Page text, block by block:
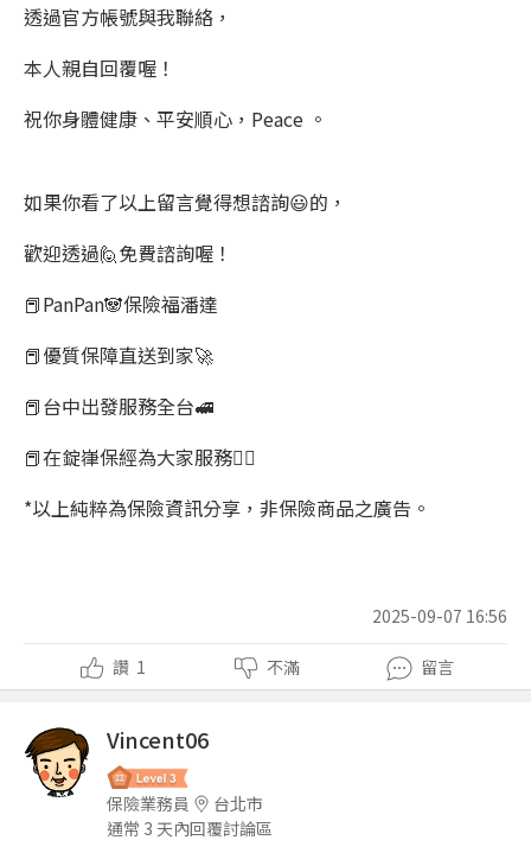
透過官方帳號與我聯絡，
本人親自回覆喔！
祝你身體健康、平安順心，Peace 。
如果你看了以上留言覺得想諮詢😃的，
歡迎透過🙋免費諮詢喔！
📕PanPan🐼保險福潘達
📕優質保障直送到家🚀
📕台中出發服務全台🚅
📕在錠嵂保經為大家服務🧑‍⚖️
*以上純粹為保險資訊分享，非保險商品之廣告。
2025-09-07 16:56
讚 1 不滿 留言
Vincent06
保險業務員
台北市
通常 3 天內回覆討論區